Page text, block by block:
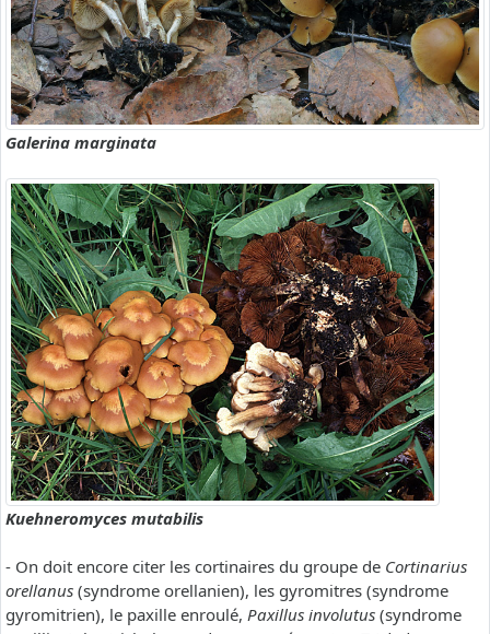
Galerina marginata
Kuehneromyces mutabilis
- On doit encore citer les cortinaires du groupe de Cortinarius
orellanus (syndrome orellanien), les gyromitres (syndrome
gyromitrien), le paxille enroulé, Paxillus involutus (syndrome